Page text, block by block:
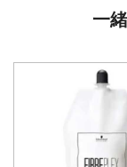
一